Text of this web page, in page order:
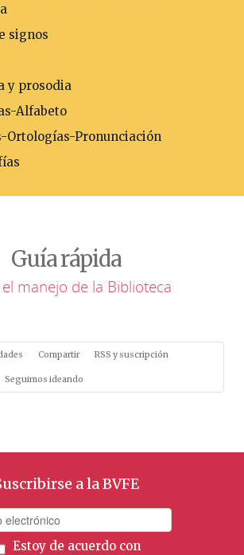
signos
y prosodia
Alfabeto
Ortologías-Pronunciación
Guía rápida
manejo de la Biblioteca
Compartir RSS y suscripción
Seguimos ideando
a la BVFE
Estoy de acuerdo con